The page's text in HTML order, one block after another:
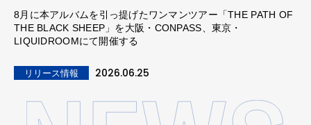
8月に本アルバムを引っ提げたワンマンツアー「THE PATH OF
THE BLACK SHEEP」を大阪・CONPASS、東京・
LIQUIDROOMにて開催する
リリース情報 2026.06.25